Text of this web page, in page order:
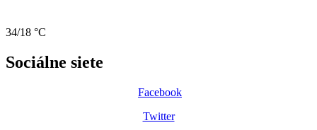
34/18 °C
Sociálne siete
Facebook
Twitter